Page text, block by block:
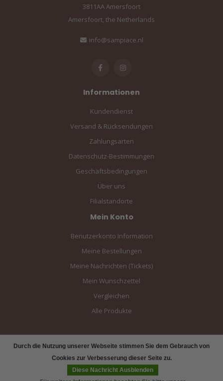
Durch die Nutzung unserer Webseite stimmen Sie dem Gebrauch von
Cookies zur Verbesserung dieser Seite zu.
Diese Nachricht Ausblenden
3811AA Amersfoort
Amersfoort, the Netherlands
info@sampiace.nl
Informationen
Kundendienst
Versand & Rücksendungen
Zahlungsarten
Datenschutz-Bestimmungen
Geschäftsbedingungen
Über uns
Filialstandorte
Mein Konto
Benutzerkonto Information
Meine Bestellungen
Meine Nachrichten (Tickets)
Mein Wunschzettel
Vergleichen
Alle Produkte